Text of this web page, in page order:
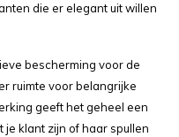
die er elegant uit willen
bescherming voor de
ruimte voor belangrijke
geeft het geheel een
klant zijn of haar spullen